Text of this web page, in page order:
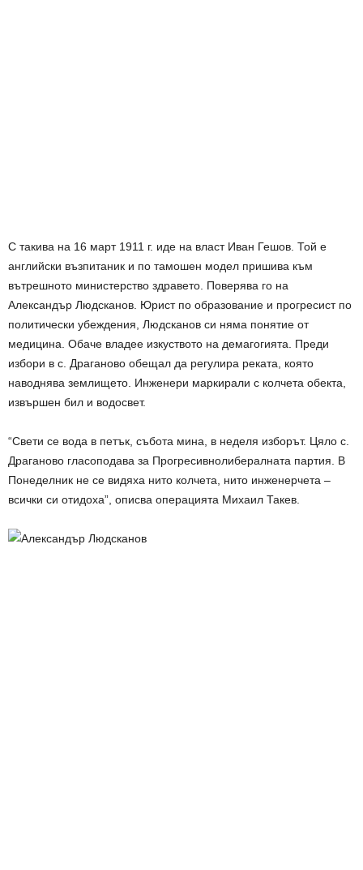
С такива на 16 март 1911 г. иде на власт Иван Гешов. Той е
английски възпитаник и по тамошен модел пришива към
вътрешното министерство здравето. Поверява го на
Александър Людсканов. Юрист по образование и прогресист по
политически убеждения, Людсканов си няма понятие от
медицина. Обаче владее изкуството на демагогията. Преди
избори в с. Драганово обещал да регулира реката, която
наводнява землището. Инженери маркирали с колчета обекта,
извършен бил и водосвет.
“Свети се вода в петък, събота мина, в неделя изборът. Цяло с.
Драганово гласоподава за Прогресивнолибералната партия. В
Понеделник не се видяха нито колчета, нито инженерчета –
всички си отидоха”, описва операцията Михаил Такев.